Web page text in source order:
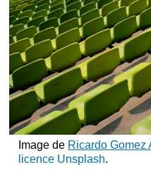
Image de Ricardo Gomez
licence Unsplash.